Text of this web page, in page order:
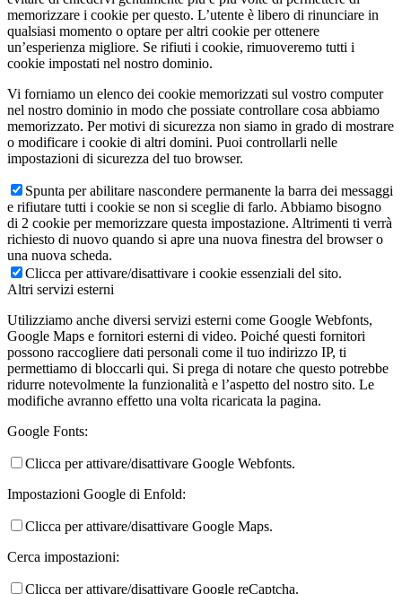
memorizzare i cookie per questo. L’utente è libero di rinunciare in
qualsiasi momento o optare per altri cookie per ottenere
un’esperienza migliore. Se rifiuti i cookie, rimuoveremo tutti i
cookie impostati nel nostro dominio.
Vi forniamo un elenco dei cookie memorizzati sul vostro computer
nel nostro dominio in modo che possiate controllare cosa abbiamo
memorizzato. Per motivi di sicurezza non siamo in grado di mostrare
o modificare i cookie di altri domini. Puoi controllarli nelle
impostazioni di sicurezza del tuo browser.
Spunta per abilitare nascondere permanente la barra dei messaggi
e rifiutare tutti i cookie se non si sceglie di farlo. Abbiamo bisogno
di 2 cookie per memorizzare questa impostazione. Altrimenti ti verrà
richiesto di nuovo quando si apre una nuova finestra del browser o
una nuova scheda.
Clicca per attivare/disattivare i cookie essenziali del sito.
Altri servizi esterni
Utilizziamo anche diversi servizi esterni come Google Webfonts,
Google Maps e fornitori esterni di video. Poiché questi fornitori
possono raccogliere dati personali come il tuo indirizzo IP, ti
permettiamo di bloccarli qui. Si prega di notare che questo potrebbe
ridurre notevolmente la funzionalità e l’aspetto del nostro sito. Le
modifiche avranno effetto una volta ricaricata la pagina.
Google Fonts:
Clicca per attivare/disattivare Google Webfonts.
Impostazioni Google di Enfold:
Clicca per attivare/disattivare Google Maps.
Cerca impostazioni:
Clicca per attivare/disattivare Google reCaptcha.